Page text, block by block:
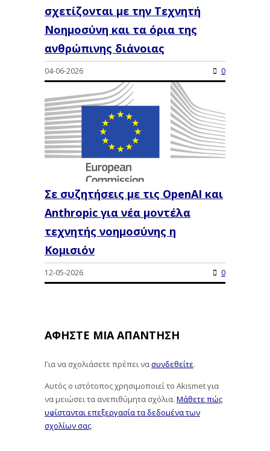
σχετίζονται με την Τεχνητή
Νοημοσύνη και τα όρια της
ανθρώπινης διάνοιας
04-06-2026 0
Σε συζητήσεις με τις OpenAI και
Anthropic για νέα μοντέλα
τεχνητής νοημοσύνης η
Κομισιόν
12-05-2026 0
ΑΦΉΣΤΕ ΜΙΑ ΑΠΆΝΤΗΣΗ
Για να σχολιάσετε πρέπει νασυνδεθείτε.
Αυτός ο ιστότοπος χρησιμοποιεί το Akismet για
να μειώσει τα ανεπιθύμητα σχόλια. Μάθετε πώς
υφίστανται επεξεργασία τα δεδομένα των
σχολίων σας.